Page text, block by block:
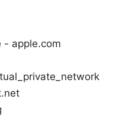
- apple.com